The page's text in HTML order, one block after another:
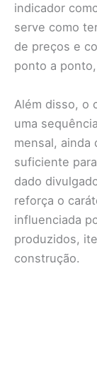
indicador
serve como
de preços e
ponto a
Além disso, o
uma
mensal, ainda
suficiente
dado
reforça o
influenciada
produzidos,
construção.